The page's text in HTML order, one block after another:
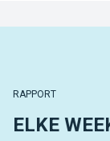
RAPPORT
ELKE